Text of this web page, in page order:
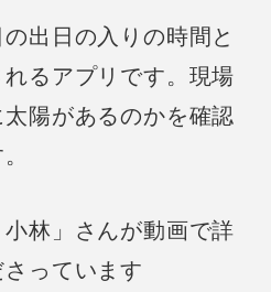
出日の入りの時間と
るアプリです。現場
陽があるのかを確認
林」さんが動画で詳
っています